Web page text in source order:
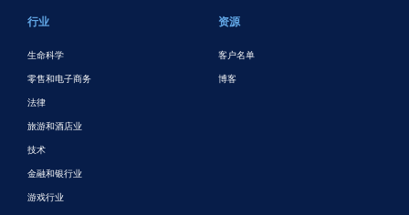
行业
生命科学
零售和电子商务
法律
旅游和酒店业
技术
金融和银行业
游戏行业
资源
客户名单
博客